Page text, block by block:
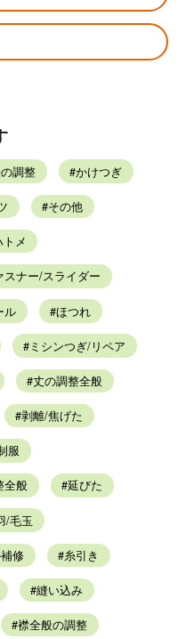
調整 かけつぎ
その他
メ
スナー/スライダー
ル ほつれ
ミシンつぎ/リペア
丈の調整全般
剥離/焦げた
服
全般 延びた
/毛玉
修 糸引き
縫い込み
襟全般の調整